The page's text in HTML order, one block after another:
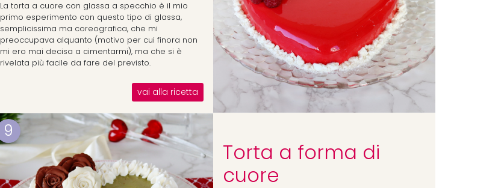
La torta a cuore con glassa a specchio è il mio
primo esperimento con questo tipo di glassa,
semplicissima ma coreografica, che mi
preoccupava alquanto (motivo per cui finora non
mi ero mai decisa a cimentarmi), ma che si è
rivelata più facile da fare del previsto.
vai alla ricetta
9
Torta a forma di
cuore